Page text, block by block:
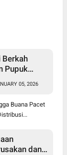
Berkah
Pupuk
05, 2026
Buana Pacet
dan